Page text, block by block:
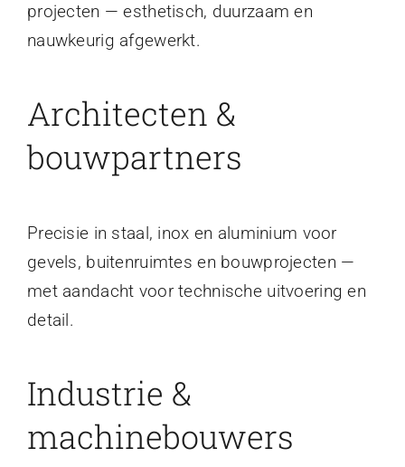
projecten — esthetisch, duurzaam en
nauwkeurig afgewerkt.
Architecten &
bouwpartners
Precisie in staal, inox en aluminium voor
gevels, buitenruimtes en bouwprojecten —
met aandacht voor technische uitvoering en
detail.
Industrie &
machinebouwers